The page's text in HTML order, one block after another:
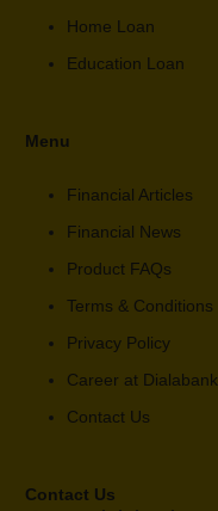
Home Loan
Education Loan
Menu
Financial Articles
Financial News
Product FAQs
Terms & Conditions
Privacy Policy
Career at Dialabank
Contact Us
Contact Us